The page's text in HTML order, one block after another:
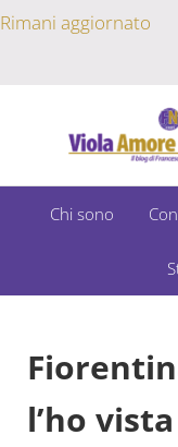
Passa al contenuto
Skip to after header
Skip to site footer
Rimani aggiornato
Viola Amore e
Chi sono
l’ho